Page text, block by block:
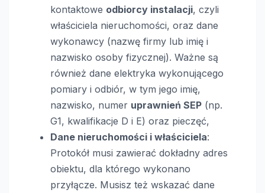
kontaktowe odbiorcy instalacji, czyli
właściciela nieruchomości, oraz dane
wykonawcy (nazwę firmy lub imię i
nazwisko osoby fizycznej). Ważne są
również dane elektryka wykonującego
pomiary i odbiór, w tym jego imię,
nazwisko, numer uprawnień SEP (np.
G1, kwalifikacje D i E) oraz pieczęć,
Dane nieruchomości i właściciela:
Protokół musi zawierać dokładny adres
obiektu, dla którego wykonano
przyłącze. Musisz też wskazać dane